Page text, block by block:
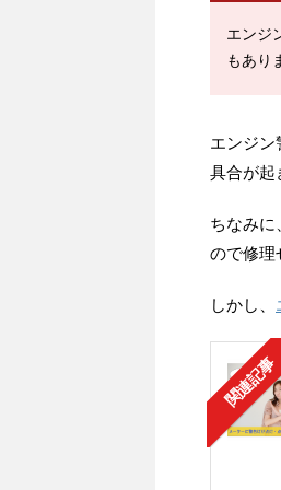
エンジ
もあり
エンジン
具合が起
ちなみに
ので修理
しかし、
関連記事